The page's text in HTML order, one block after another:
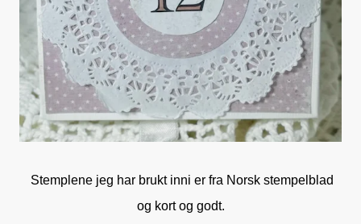
Stemplene jeg har brukt inni er fra Norsk stempelblad
og kort og godt.